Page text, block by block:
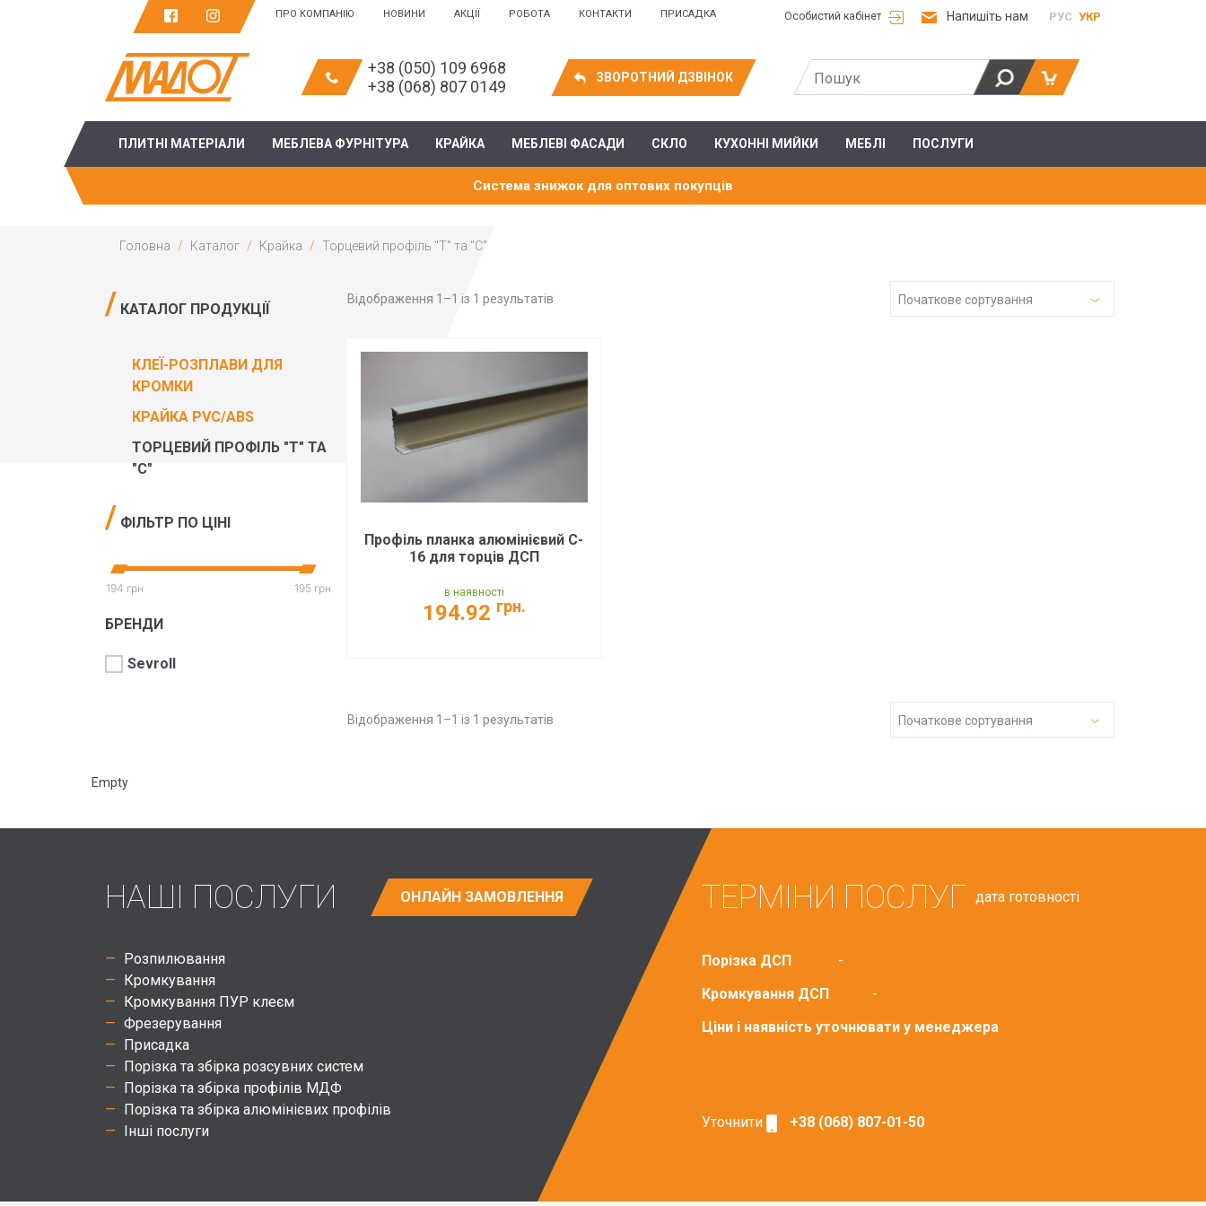
ПРО КОМПАНІЮ НОВИНИ АКЦІЇ РОБОТА КОНТАКТИ ПРИСАДКА Особистий кабінет Напишіть нам РУС УКР
+38 (050) 109 6968
+38 (068) 807 0149
ЗВОРОТНИЙ ДЗВІНОК
ПЛИТНІ МАТЕРІАЛИ МЕБЛЕВА ФУРНІТУРА КРАЙКА МЕБЛЕВІ ФАСАДИ СКЛО КУХОННІ МИЙКИ МЕБЛІ ПОСЛУГИ
Система знижок для оптових покупців
Головна Каталог Крайка Торцевий профіль "Т" та "C"
КАТАЛОГ ПРОДУКЦІЇ
КЛЕЇ-РОЗПЛАВИ ДЛЯ
КРОМКИ
КРАЙКА PVC/ABS
ТОРЦЕВИЙ ПРОФІЛЬ "Т" ТА
"C"
ФІЛЬТР ПО ЦІНІ
194 грн 195 грн
БРЕНДИ
Sevroll
Відображення 1–1 із 1 результатів Початкове сортування
Профіль планка алюмінієвий C-
16 для торців ДСП
в наявності
194.92 грн.
Відображення 1–1 із 1 результатів Початкове сортування
Empty
НАШІ ПОСЛУГИ ОНЛАЙН ЗАМОВЛЕННЯ
Розпилювання
Кромкування
Кромкування ПУР клеєм
Фрезерування
Присадка
Порізка та збірка розсувних систем
Порізка та збірка профілів МДФ
Порізка та збірка алюмінієвих профілів
Інші послуги
ТЕРМІНИ ПОСЛУГ дата готовності
Порізка ДСП
-
Кромкування ДСП
-
Ціни і наявність уточнювати у менеджера
Уточнити +38 (068) 807-01-50